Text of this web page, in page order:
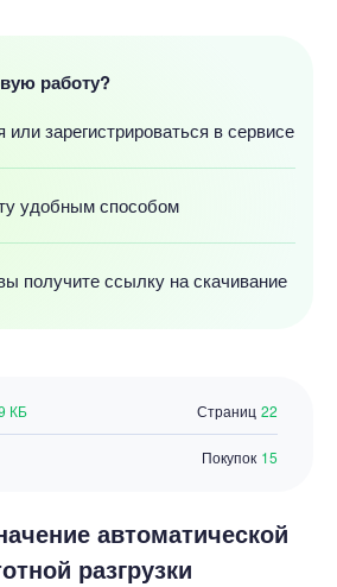
работу?
или зарегистрироваться в сервисе
удобнымспособом
получите ссылку на скачивание
Страниц 22
КБ
Покупок 15
автоматической
разгрузки